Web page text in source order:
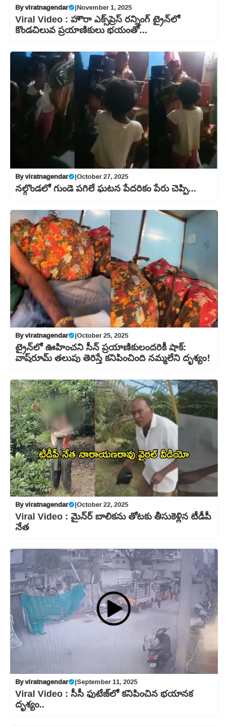
Byviratnagendar |November 1, 2025
Viral Video : హౌరా ఎక్స్‌ప్రెస్‌ రన్నింగ్‌ ట్రైన్‌లో
కొండచిలువ ప్రయాణికులు భయంతో…
Byviratnagendar |October 27, 2025
నల్గొండలో గుండె పగిలే ఘటన పేదరికం పేరు చెప్పి…
Byviratnagendar |October 25, 2025
ట్రైన్‌లో ఊహించని సీన్ ప్రయాణికులందరికీ షాక్:
వాష్‌రూమ్ తలుపు తెరిస్తే కనిపించింది నమ్మలేని దృశ్యం!
Byviratnagendar |October 22, 2025
Viral Video : మైన్‍ర్ బాలికను తోటకు తీసుకెళ్లిన టీడీపీ
నేత
Byviratnagendar |September 11, 2025
Viral Video : సీసీ ఫుటేజ్‌లో కనిపించిన భయానక
దృశ్యం..